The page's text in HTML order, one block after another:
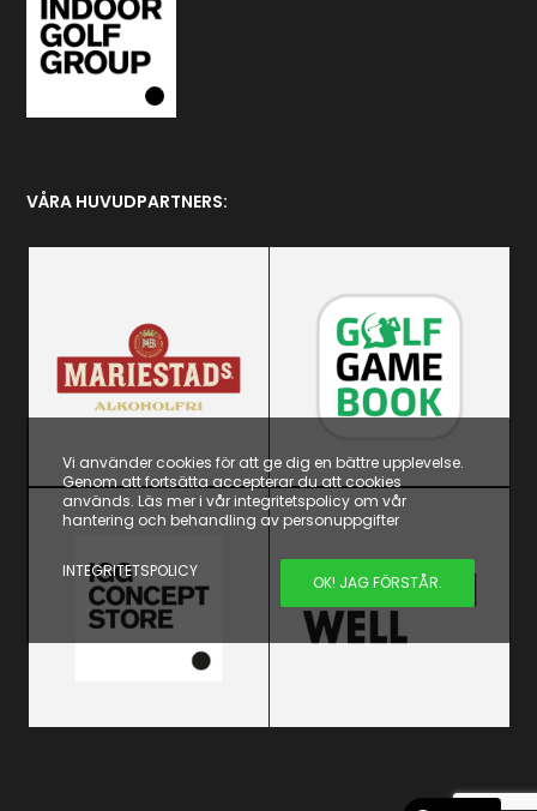
VÅRA HUVUDPARTNERS:
Vi använder cookies för att ge dig en bättre upplevelse.
Genom att fortsätta accepterar du att cookies
används. Läs mer i vår integritetspolicy om vår
hantering och behandling av personuppgifter
INTEGRITETSPOLICY
OK! JAG FÖRSTÅR.